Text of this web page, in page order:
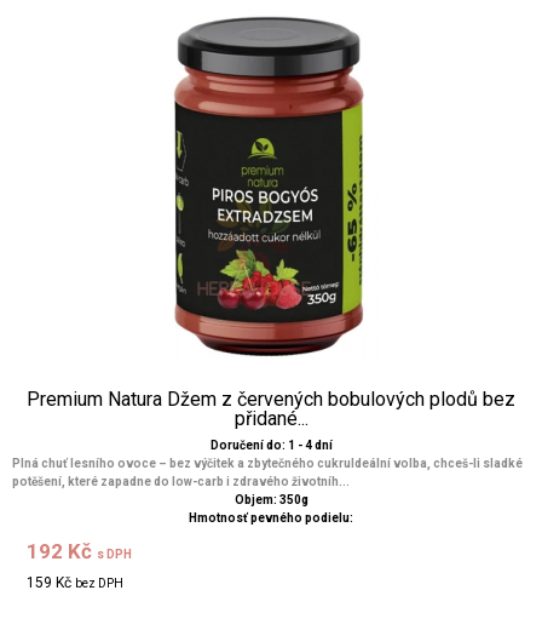
Premium Natura Džem z červených bobulových plodů bez
přidané...
Doručení do: 1 - 4 dní
Plná chuť lesního ovoce – bez výčitek a zbytečného cukruIdeální volba, chceš-li sladké
potěšení, které zapadne do low-carb i zdravého životníh...
Objem: 350g
Hmotnosť pevného podielu:
192 Kč s DPH
159 Kč bez DPH